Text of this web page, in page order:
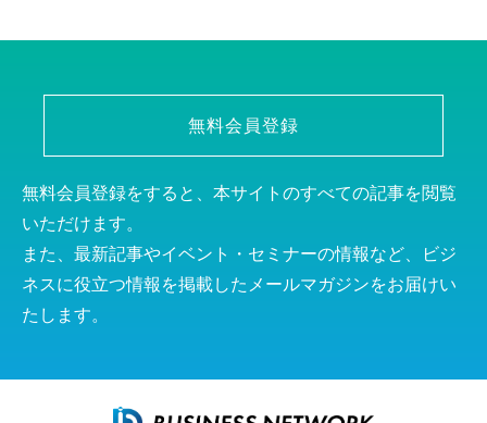
無料会員登録
無料会員登録をすると、本サイトのすべての記事を閲覧
いただけます。
また、最新記事やイベント・セミナーの情報など、ビジ
ネスに役立つ情報を掲載したメールマガジンをお届けい
たします。